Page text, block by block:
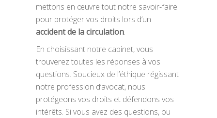
mettons en œuvre tout notre savoir-faire
pour protéger vos droits lors d’un
accident de la circulation.
En choisissant notre cabinet, vous
trouverez toutes les réponses à vos
questions. Soucieux de l’éthique régissant
notre profession d’avocat, nous
protégeons vos droits et défendons vos
intérêts. Si vous avez des questions, ou